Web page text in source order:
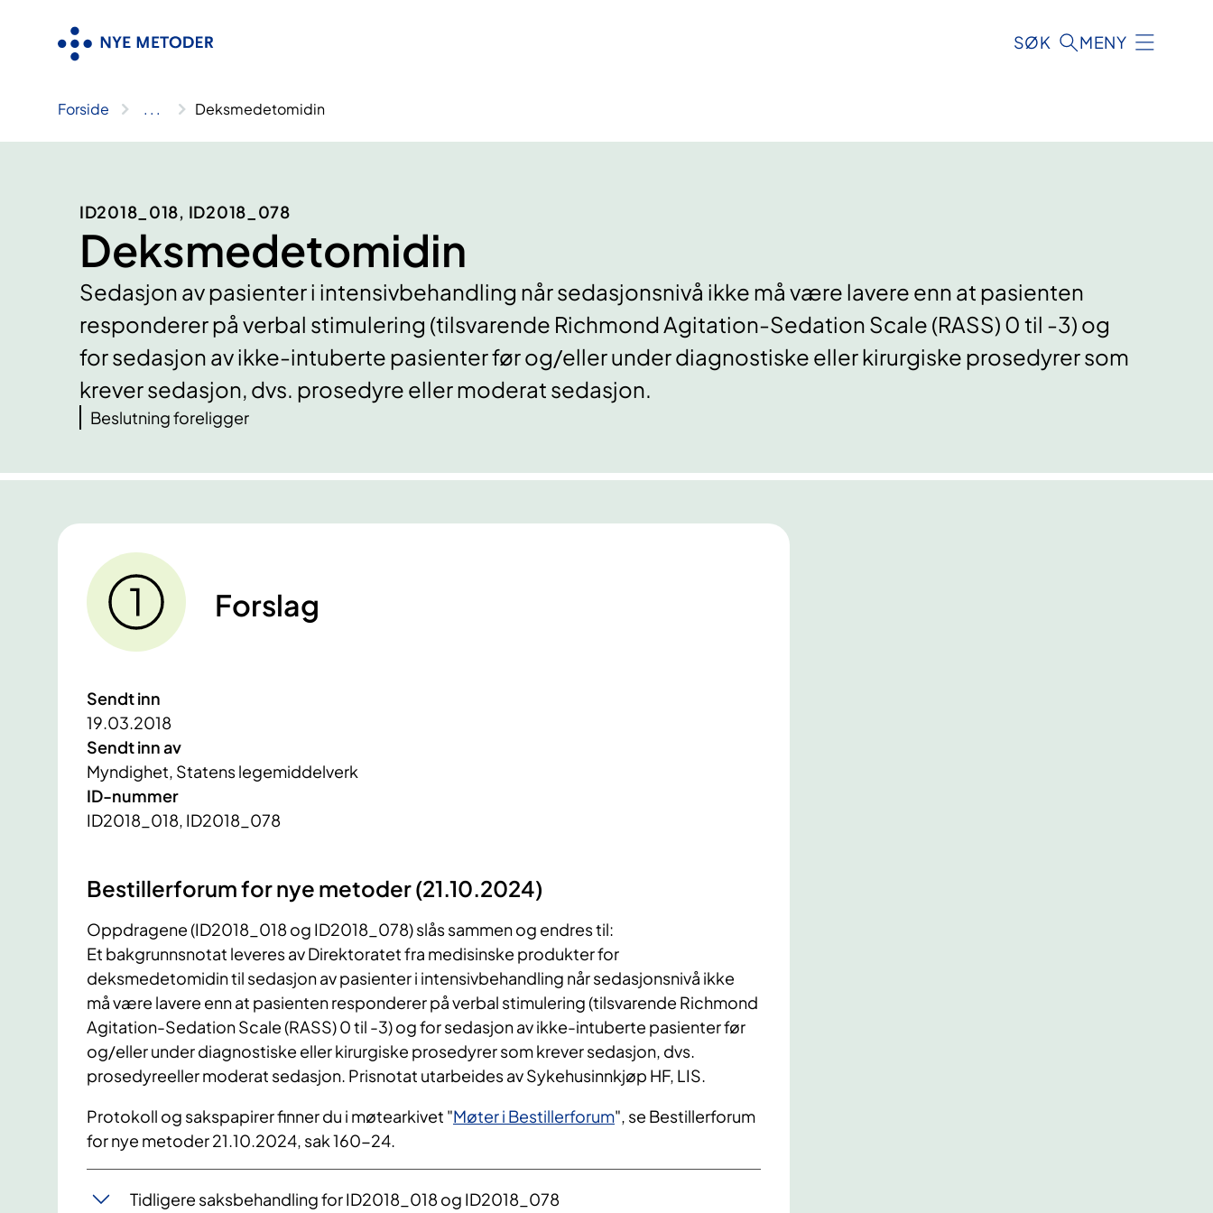
SØK MENY
Forside .. . Deksmedetomidin
ID2018_018, ID2018_078
Deksmedetomidin
Sedasjon av pasienter i intensivbehandling når sedasjonsnivå ikke må være lavere enn at pasienten
responderer på verbal stimulering (tilsvarende Richmond Agitation-Sedation Scale (RASS) 0 til -3) og
for sedasjon av ikke-intuberte pasienter før og/eller under diagnostiske eller kirurgiske prosedyrer som
krever sedasjon, dvs. prosedyre eller moderat sedasjon.
Beslutning foreligger
Forslag
Sendt inn
19.03.2018
Sendt inn av
Myndighet, Statens legemiddelverk
ID-nummer
ID2018_018, ID2018_078
Bestillerforum for nye metoder (21.10.2024)
Oppdragene (ID2018_018 og ID2018_078) slås sammen og endres til:
Et bakgrunnsnotat leveres av Direktoratet fra medisinske produkter for
deksmedetomidin til sedasjon av pasienter i intensivbehandling når sedasjonsnivå ikke
må være lavere enn at pasienten responderer på verbal stimulering (tilsvarende Richmond
Agitation-Sedation Scale (RASS) 0 til -3) og for sedasjon av ikke-intuberte pasienter før
og/eller under diagnostiske eller kirurgiske prosedyrer som krever sedasjon, dvs.
prosedyreeller moderat sedasjon. Prisnotat utarbeides av Sykehusinnkjøp HF, LIS.
Protokoll og sakspapirer finner du i møtearkivet "Møter i Bestillerforum", se Bestillerforum
for nye metoder 21.10.2024, sak 160-24.
Tidligere saksbehandling for ID2018_018 og ID2018_078